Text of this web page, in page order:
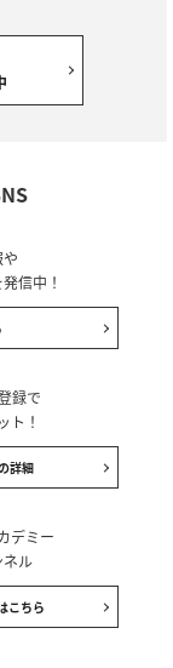
信中！
録で
ト！
詳細
デミー
ル
こちら